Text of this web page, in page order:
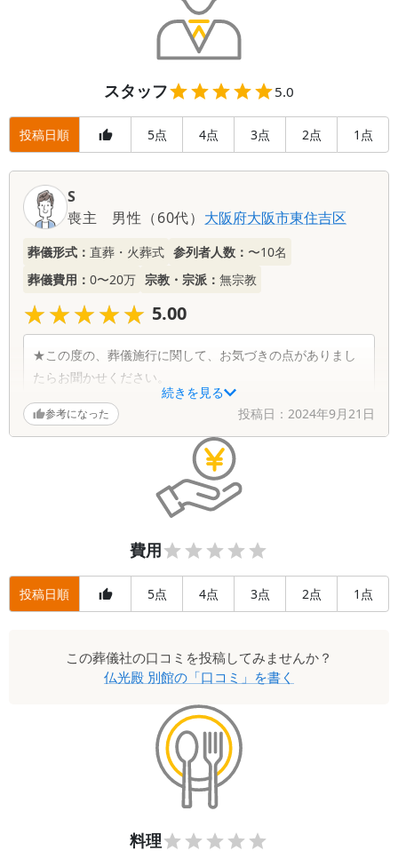
スタッフ 5.0
投稿日順 5点 4点 3点 2点 1 点
続きを見る
S
喪主
男性 （60代） 大阪府大阪市東住吉区
葬儀形式： 直葬・火葬式 参列者人数： 〜10名
葬儀費用： 0〜20万 宗教・宗派： 無宗教
★★★★★
★★★★★ 5.00
★この度の、葬儀施行に関して、お気づきの点がありまし
たらお聞かせください。
大変満足しております。火葬式で不安でしたが父としっか
りお別れの時間もあり良かったです。他の方にも是非おす
すめしたいです。スタッフの皆様にも感謝です。
参考になった 投稿日： 2024年9月21日
費用
投稿日順 5点 4点 3点 2点 1 点
この葬儀社の口コミを投稿してみませんか？
仏光殿 別館の「口コミ」を書く
料理